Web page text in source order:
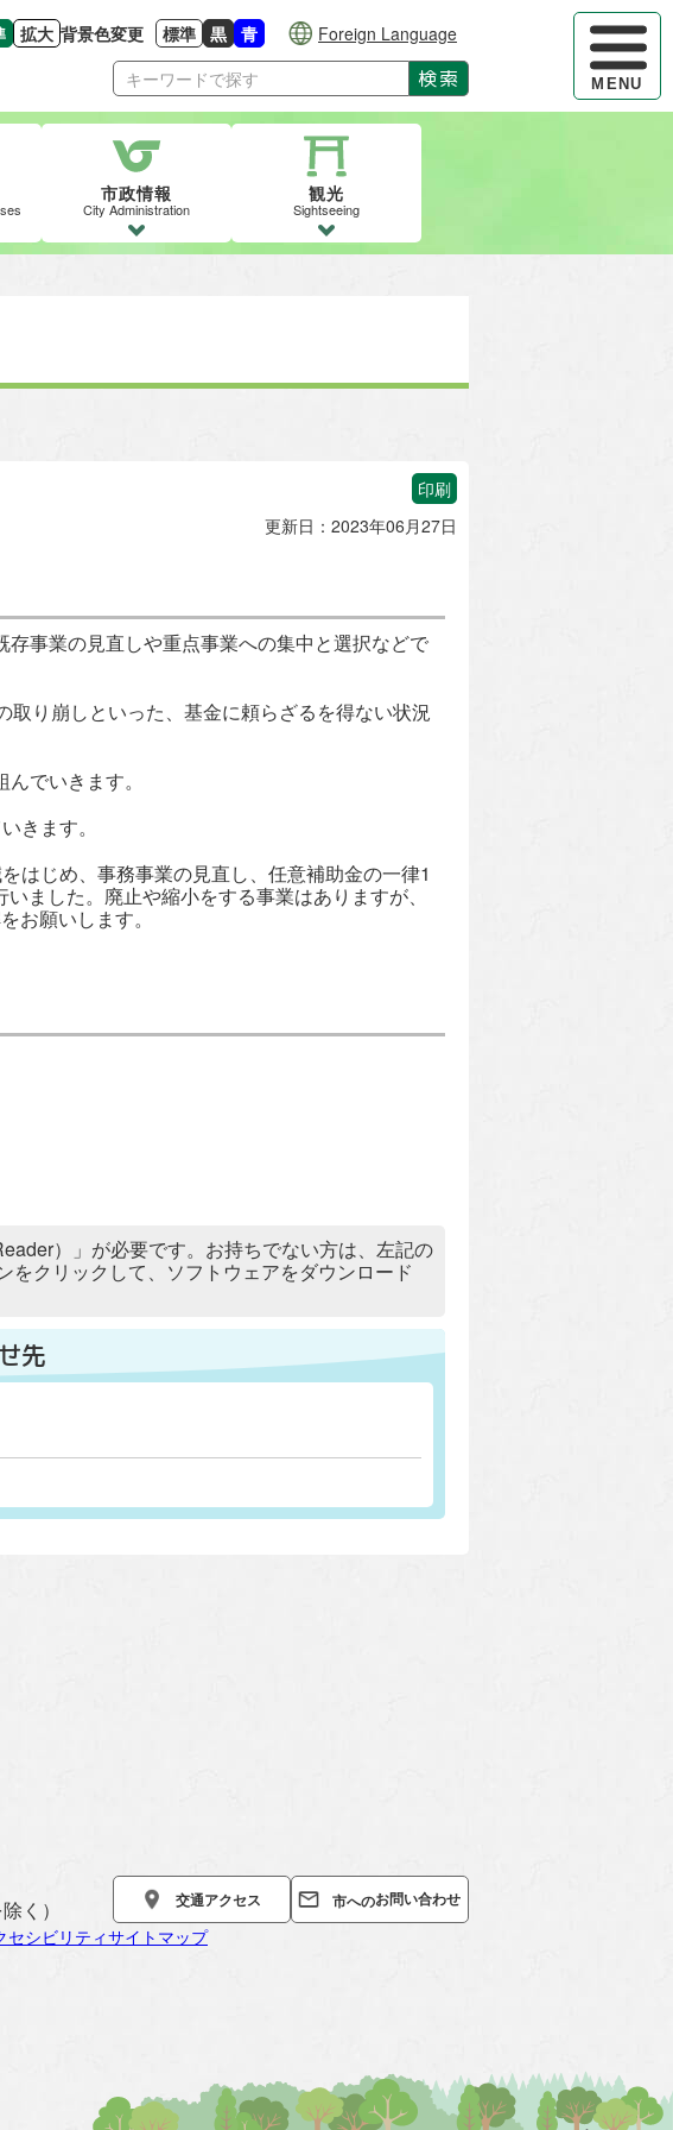
ハンバー
MENU
の大きさをもとの大きさに戻す
拡大
文字を大きくする
背景色変更 標準
背景色の変更：白
黒
背景色の変更：黒
青
背景色の変更：青
Foreign Language
検索
市政情報
City Administration
観光
Sightseeing
印刷
更新日：2023年06月27日
事業の見直しや重点事業への集中と選択などで
り崩しといった、基金に頼らざるを得ない状況
でいきます。
きます。
はじめ、事務事業の見直し、任意補助金の一律1
ました。廃止や縮小をする事業はありますが、
お願いします。
）」が必要です。お持ちでない方は、左記の
をクリックして、ソフトウェアをダウンロード
先
く）
交通アクセス 市へのお問い合わせ
セシビリティサイトマップ